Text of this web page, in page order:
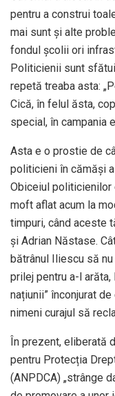
pentru a construi
mai sunt şi alte
fondul şcolii ori
Politicienii sunt
repetă treaba asta:
Cică, în felul ăsta,
special, în campania
Asta e o prostie de
politicieni în cămăși
Obiceiul politicienilor
moft aflat acum la
timpuri, când aceste
și Adrian Năstase.
bătrânul Iliescu să
prilej pentru a-l
națiunii” înconjurat
nimeni curajul să
În prezent, eliberată
pentru Protecția
(ANPDCA) „strânge